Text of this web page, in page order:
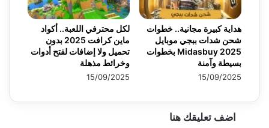
لكل محترفي اللعبة.. أكواد
ماين كرافت 2025 بدون
تحميل ولا إضافات لفتح أدوات
وخرائط مذهلة
15/09/2025
هداية كبيرة مجانية.. خطوات
شحن شدات ببجي موبايل
2025 Midasbuy بخطوات
بسيطة وآمنة
15/09/2025
اضف تعليقك هنا